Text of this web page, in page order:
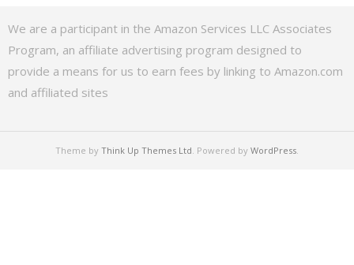
We are a participant in the Amazon Services LLC Associates
Program, an affiliate advertising program designed to
provide a means for us to earn fees by linking to Amazon.com
and affiliated sites
Theme by Think Up Themes Ltd. Powered by WordPress.